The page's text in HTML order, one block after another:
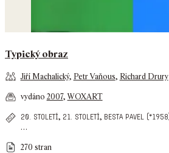
Typický obraz
Jiří Machalický, Petr Vaňous, Richard Drury
vydáno 2007, WOXART
20. století, 21. století, besta pavel (*1958)
…
270 stran